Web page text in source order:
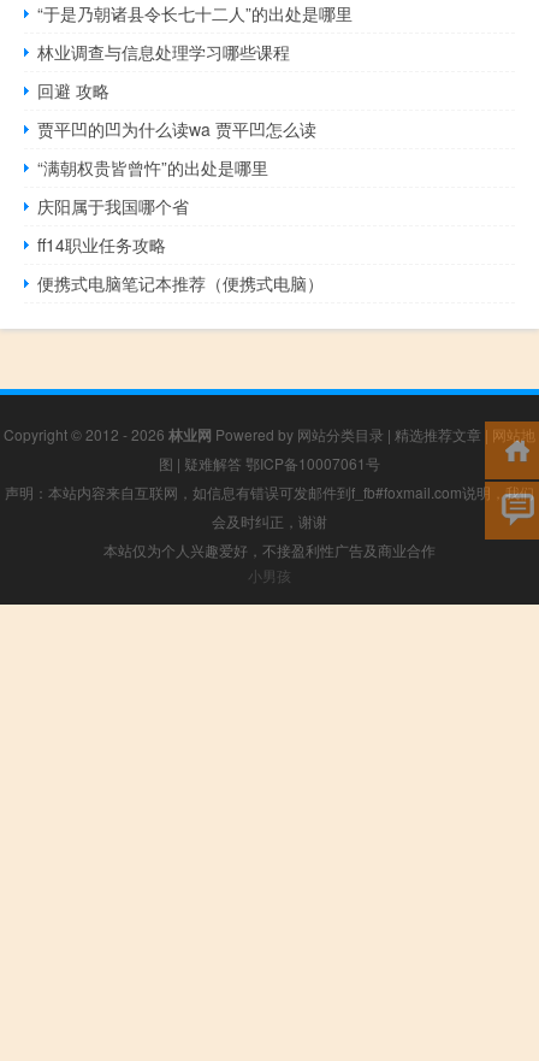
“于是乃朝诸县令长七十二人”的出处是哪里
林业调查与信息处理学习哪些课程
回避 攻略
贾平凹的凹为什么读wa 贾平凹怎么读
“满朝权贵皆曾忤”的出处是哪里
庆阳属于我国哪个省
ff14职业任务攻略
便携式电脑笔记本推荐（便携式电脑）
Copyright © 2012 - 2026 林业网 Powered by 网站分类目录 | 精选推荐文章 | 网站地
图 | 疑难解答 鄂ICP备10007061号
声明：本站内容来自互联网，如信息有错误可发邮件到f_fb#foxmail.com说明，我们
会及时纠正，谢谢
本站仅为个人兴趣爱好，不接盈利性广告及商业合作
小男孩